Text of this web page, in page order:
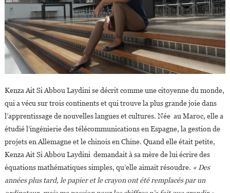
Kenza Ait Si Abbou Laydini se décrit comme une citoyenne du monde,
qui a vécu sur trois continents et qui trouve la plus grande joie dans
l’apprentissage de nouvelles langues et cultures. Née au Maroc, elle a
étudié l’ingénierie des télécommunications en Espagne, la gestion de
projets en Allemagne et le chinois en Chine. Quand elle était petite,
Kenza Ait Si Abbou Laydini demandait à sa mère de lui écrire des
équations mathématiques simples, qu’elle aimait résoudre. « Des
années plus tard, le papier et le crayon ont été remplacés par un